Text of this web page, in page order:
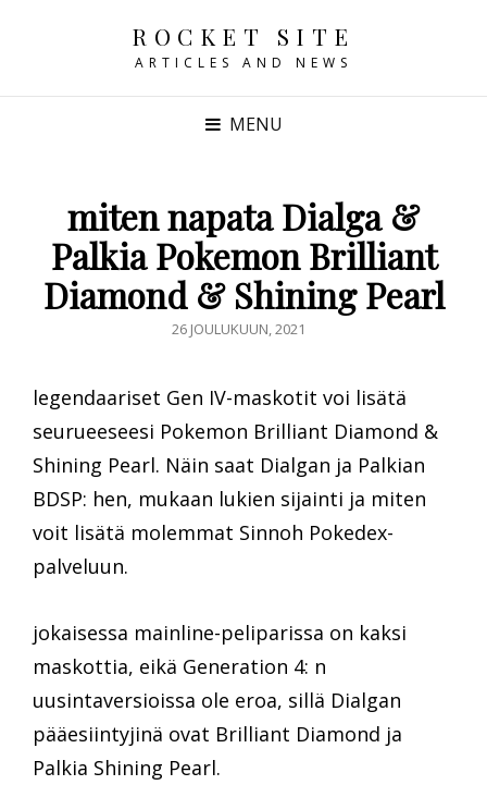
ROCKET SITE
ARTICLES AND NEWS
MENU
miten napata Dialga &
Palkia Pokemon Brilliant
Diamond & Shining Pearl
POSTED
26 JOULUKUUN, 2021
legendaariset Gen IV-maskotit voi lisätä
seurueeseesi Pokemon Brilliant Diamond &
Shining Pearl. Näin saat Dialgan ja Palkian
BDSP: hen, mukaan lukien sijainti ja miten
voit lisätä molemmat Sinnoh Pokedex-
palveluun.
jokaisessa mainline-peliparissa on kaksi
maskottia, eikä Generation 4: n
uusintaversioissa ole eroa, sillä Dialgan
pääesiintyjinä ovat Brilliant Diamond ja
Palkia Shining Pearl.